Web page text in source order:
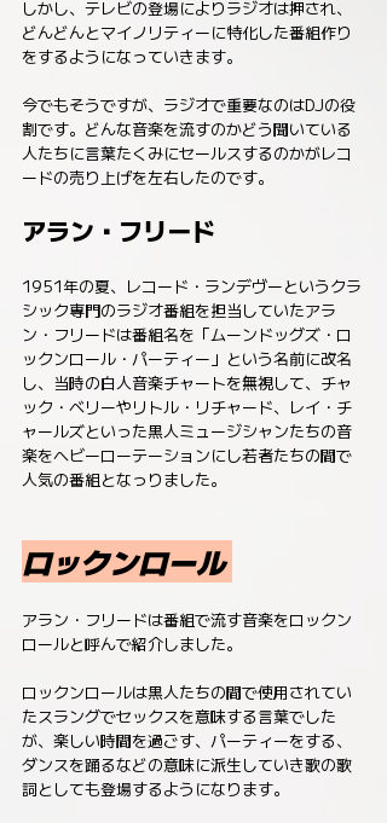
しかし、テレビの登場によりラジオは押され、
どんどんとマイノリティーに特化した番組作り
をするようになっていきます。
今でもそうですが、ラジオで重要なのはDJの役
割です。どんな音楽を流すのかどう聞いている
人たちに言葉たくみにセールスするのかがレコ
ードの売り上げを左右したのです。
アラン・フリード
1951年の夏、レコード・ランデヴーというクラ
シック専門のラジオ番組を担当していたアラ
ン・フリードは番組名を「ムーンドッグズ・ロ
ックンロール・パーティー」という名前に改名
し、当時の白人音楽チャートを無視して、チャ
ック・ベリーやリトル・リチャード、レイ・チ
ャールズといった黒人ミュージシャンたちの音
楽をヘビーローテーションにし若者たちの間で
人気の番組となっりました。
ロックンロール
アラン・フリードは番組で流す音楽をロックン
ロールと呼んで紹介しました。
ロックンロールは黒人たちの間で使用されてい
たスラングでセックスを意味する言葉でした
が、楽しい時間を過ごす、パーティーをする、
ダンスを踊るなどの意味に派生していき歌の歌
詞としても登場するようになります。